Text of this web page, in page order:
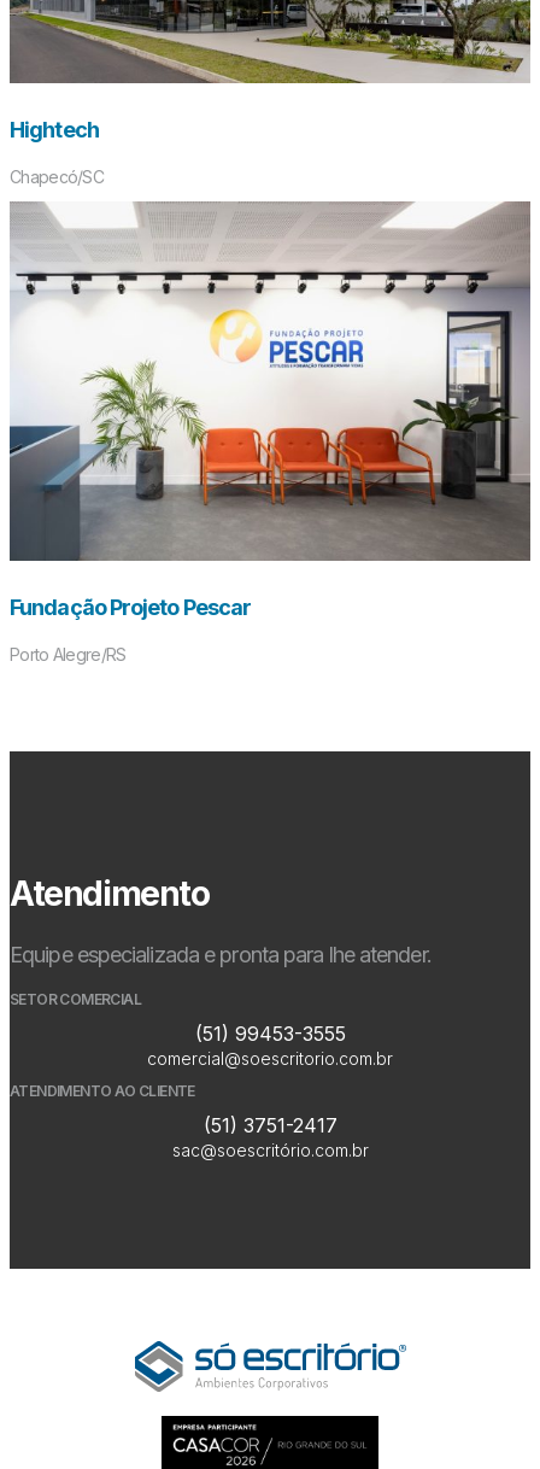
Hightech
Chapecó/SC
Fundação Projeto Pescar
Porto Alegre/RS
Atendimento
Equipe especializada e pronta para lhe atender.
SETOR COMERCIAL
(51) 99453-3555
comercial@soescritorio.com.br
ATENDIMENTO AO CLIENTE
(51) 3751-2417
sac@soescritório.com.br